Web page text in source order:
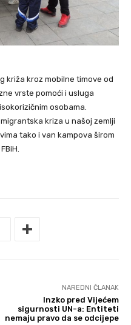
križa kroz mobilne timove od
vrste pomoći i usluga
osobama.
kriza u našoj zemlji
tako i van kampova širom
NAREDNI ČLANAK
Inzko pred Vijećem
sigurnosti UN-a: Entiteti
nemaju pravo da se odcijepe